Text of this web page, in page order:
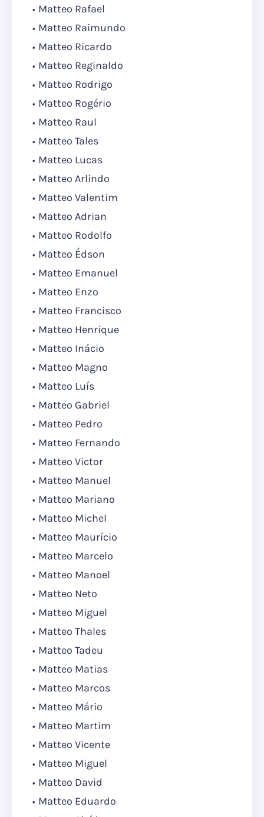
Matteo Rafael
Matteo Raimundo
Matteo Ricardo
Matteo Reginaldo
Matteo Rodrigo
Matteo Rogério
Matteo Raul
Matteo Tales
Matteo Lucas
Matteo Arlindo
Matteo Valentim
Matteo Adrian
Matteo Rodolfo
Matteo Édson
Matteo Emanuel
Matteo Enzo
Matteo Francisco
Matteo Henrique
Matteo Inácio
Matteo Magno
Matteo Luís
Matteo Gabriel
Matteo Pedro
Matteo Fernando
Matteo Victor
Matteo Manuel
Matteo Mariano
Matteo Michel
Matteo Maurício
Matteo Marcelo
Matteo Manoel
Matteo Neto
Matteo Miguel
Matteo Thales
Matteo Tadeu
Matteo Matias
Matteo Marcos
Matteo Mário
Matteo Martim
Matteo Vicente
Matteo Miguel
Matteo David
Matteo Eduardo